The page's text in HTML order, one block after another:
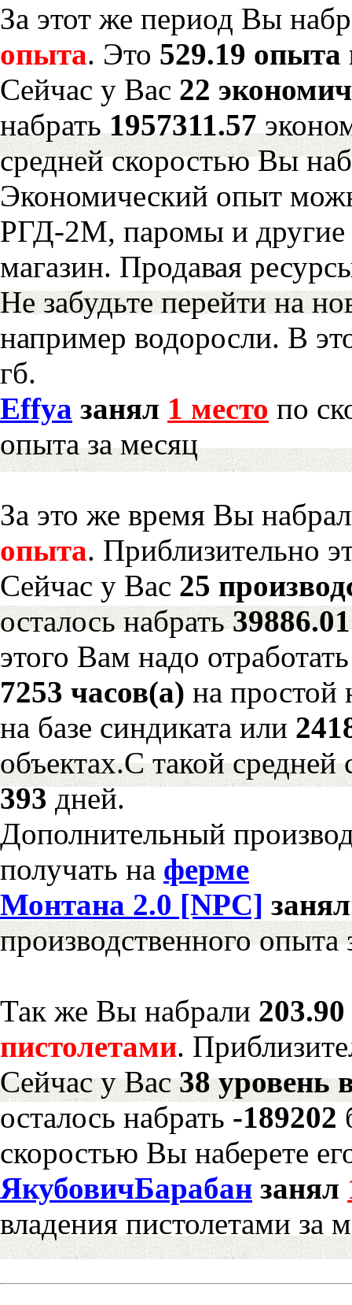
За этот же период Вы
опыта. Это 529.19 опыта
Сейчас у Вас 22
набрать1957311.57
средней скоростью Вы
Экономический опыт
РГД-2М, паромы и другие
магазин. Продавая
Не забудьте перейти на
например водоросли. В
гб.
Effya занял 1 место по
опыта за месяц
За это же время Вы
опыта. Приблизительно
Сейчас у Вас 25
осталось набрать
этого Вам надо отработать
7253 часов(а) на
на базе синдиката или
объектах.С такой средней
393дней.
Дополнительный
получать на ферме
Монтана 2.0 [NPC]
производственного опыта
Так же Вы набрали
пистолетами.
Сейчас у Вас38 уровень
осталось набрать -189202
скоростью Вы наберете
ЯкубовичБарабан занял
владения пистолетами за